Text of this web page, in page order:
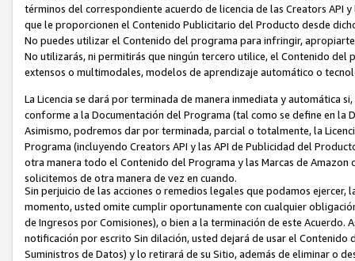
términos del correspondiente acuerdo de licencia de las Creators API
que le proporcionen el Contenido Publicitario del Producto desde
No puedes utilizar el Contenido del programa para infringir,
No utilizarás, ni permitirás que ningún tercero utilice, el Contenido
extensos o multimodales, modelos de aprendizaje automático o
La Licencia se dará por terminada de manera inmediata y automática
conforme a la Documentación del Programa (tal como se define en la
Asimismo, podremos dar por terminada, parcial o totalmente, la
Programa (incluyendo Creators API y las API de Publicidad del
otra manera todo el Contenido del Programa y las Marcas de
solicitemos de otra manera de vez en cuando.
Sin perjuicio de las acciones o remedios legales que podamos
momento, usted omite cumplir oportunamente con cualquier
de Ingresos por Comisiones), o bien a la terminación de este
notificación por escrito Sin dilación, usted dejará de usar el
Suministros de Datos) y lo retirará de su Sitio, además de eliminar o